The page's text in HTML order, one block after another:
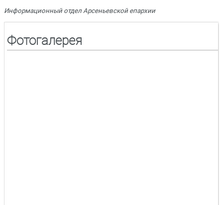
Информационный отдел Арсеньевской епархии
Фотогалерея